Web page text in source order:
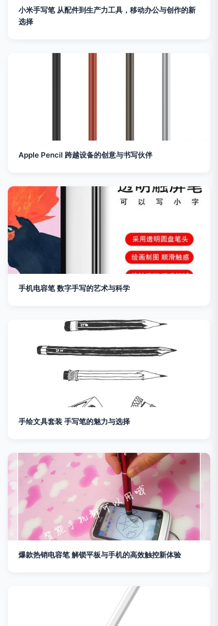
小米手写笔 从配件到生产力工具，移动办公与创作的新
选择
Apple Pencil 跨越设备的创意与书写伙伴
手机电容笔 数字手写的艺术与科学
手绘文具套装 手写笔的魅力与选择
爆款热销电容笔 解锁平板与手机的高效触控新体验